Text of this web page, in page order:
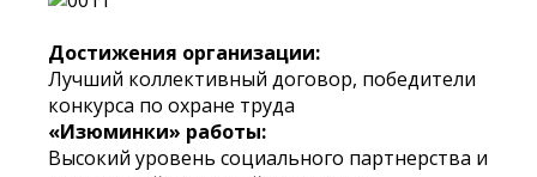
Достижения организации:
Лучший коллективный договор, победители
конкурса по охране труда
«Изюминки» работы:
Высокий уровень социального партнерства и